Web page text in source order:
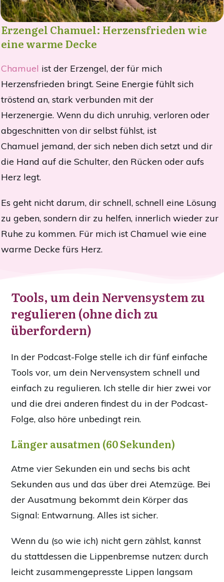
Erzengel Chamuel: Herzensfrieden wie
eine warme Decke
Chamuel ist der Erzengel, der für mich
Herzensfrieden bringt. Seine Energie fühlt sich
tröstend an, stark verbunden mit der
Herzenergie. Wenn du dich unruhig, verloren oder
abgeschnitten von dir selbst fühlst, ist
Chamuel jemand, der sich neben dich setzt und dir
die Hand auf die Schulter, den Rücken oder aufs
Herz legt.
Es geht nicht darum, dir schnell, schnell eine Lösung
zu geben, sondern dir zu helfen, innerlich wieder zur
Ruhe zu kommen. Für mich ist Chamuel wie eine
warme Decke fürs Herz.
Tools, um dein Nervensystem zu
regulieren (ohne dich zu
überfordern)
In der Podcast-Folge stelle ich dir fünf einfache
Tools vor, um dein Nervensystem schnell und
einfach zu regulieren. Ich stelle dir hier zwei vor
und die drei anderen findest du in der Podcast-
Folge, also höre unbedingt rein.
Länger ausatmen (60 Sekunden)
Atme vier Sekunden ein und sechs bis acht
Sekunden aus und das über drei Atemzüge. Bei
der Ausatmung bekommt dein Körper das
Signal: Entwarnung. Alles ist sicher.
Wenn du (so wie ich) nicht gern zählst, kannst
du stattdessen die Lippenbremse nutzen: durch
leicht zusammengepresste Lippen langsam